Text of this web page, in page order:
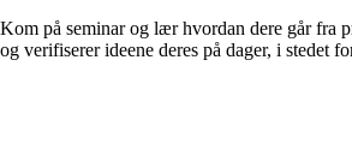
Kom på seminar og lær hvordan dere går fra
og verifiserer ideene deres på dager, i stedet